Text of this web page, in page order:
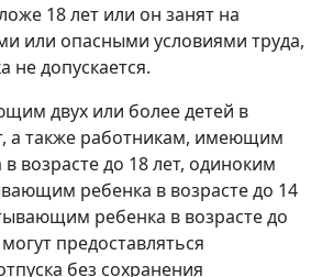
18 лет или он занят на
или опасными условиями труда,
не допускается.
двух или более детей в
а также работникам, имеющим
возрасте до 18 лет, одиноким
ребенка в возрасте до 14
ребенка в возрасте до
предоставляться
без сохранения